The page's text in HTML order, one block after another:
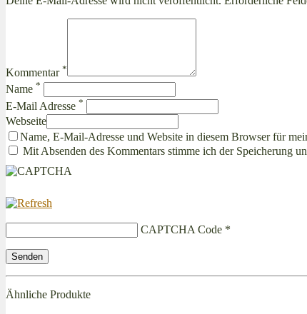
Kommentar *
Name *
E-Mail Adresse *
Webseite
Name, E-Mail-Adresse und Website in diesem Browser für
Mit Absenden des Kommentars stimme ich der Speicherung
CAPTCHA Code *
Ähnliche Produkte